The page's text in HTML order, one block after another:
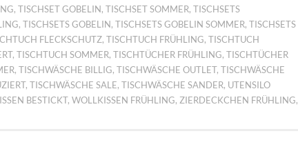
, TISCHSET GOBELIN, TISCHSET SOMMER, TISCHSETS
, TISCHSETS GOBELIN, TISCHSETS GOBELIN SOMMER, TISCHSETS
FLECKSCHUTZ, TISCHTUCH FRÜHLING, TISCHTUCH
, TISCHTUCH SOMMER, TISCHTÜCHER FRÜHLING, TISCHTÜCHER
, TISCHWÄSCHE BILLIG, TISCHWÄSCHE OUTLET, TISCHWÄSCHE
, TISCHWÄSCHE SALE, TISCHWÄSCHE SANDER, UTENSILO
BESTICKT, WOLLKISSEN FRÜHLING, ZIERDECKCHEN FRÜHLING,